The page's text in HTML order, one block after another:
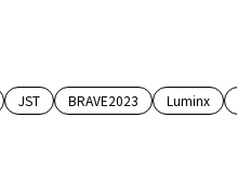
JST BRAVE2023 Luminx